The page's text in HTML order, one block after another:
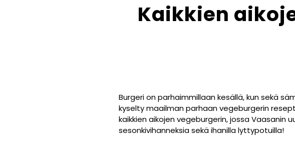
Kaikkien
Burgeri on parhaimmillaan kesällä, kun sekä
kyselty maailman parhaan vegeburgerin
kaikkien aikojen vegeburgerin, jossa
sesonkivihanneksia sekä ihanilla lyttypotuilla!